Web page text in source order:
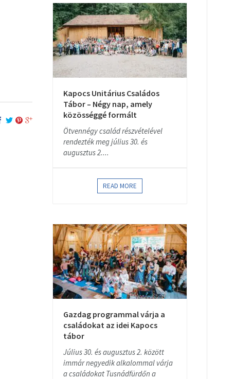
Kapocs Unitárius Családos
Tábor – Négy nap, amely
közösséggé formált
Ötvennégy család részvételével
rendezték meg július 30. és
augusztus 2....
READ MORE
Gazdag programmal várja a
családokat az idei Kapocs
tábor
Július 30. és augusztus 2. között
immár negyedik alkalommal várja
a családokat Tusnádfürdőn a